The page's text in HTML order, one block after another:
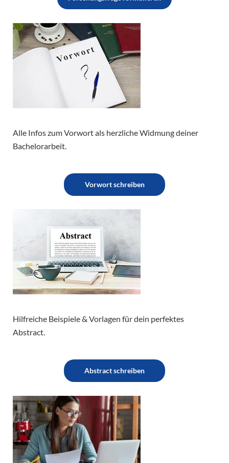
Alle Infos zum Vorwort als herzliche Widmung deiner
Bachelorarbeit.
Vorwort schreiben
Hilfreiche Beispiele & Vorlagen für dein perfektes
Abstract.
Abstract schreiben